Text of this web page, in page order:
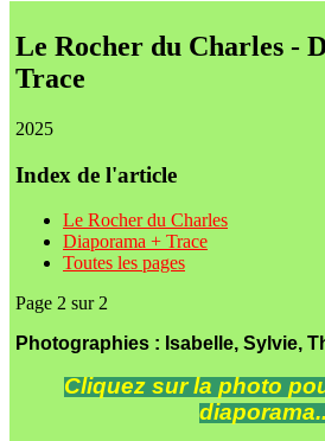
Le Rocher du Charles -
Trace
2025
Index de l'article
Le Rocher du Charles
Diaporama + Trace
Toutes les pages
Page 2 sur 2
Photographies : Isabelle, Sylvie,
Cliquez sur la photo